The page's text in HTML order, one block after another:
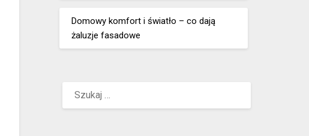
Domowy komfort i światło – co dają
żaluzje fasadowe